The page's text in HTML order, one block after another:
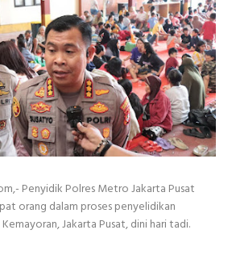
Penyidik Polres Metro Jakarta Pusat
orang dalam proses penyelidikan
Jakarta Pusat, dini hari tadi.